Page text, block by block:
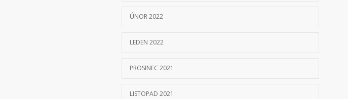
ÚNOR 2022
LEDEN 2022
PROSINEC 2021
LISTOPAD 2021